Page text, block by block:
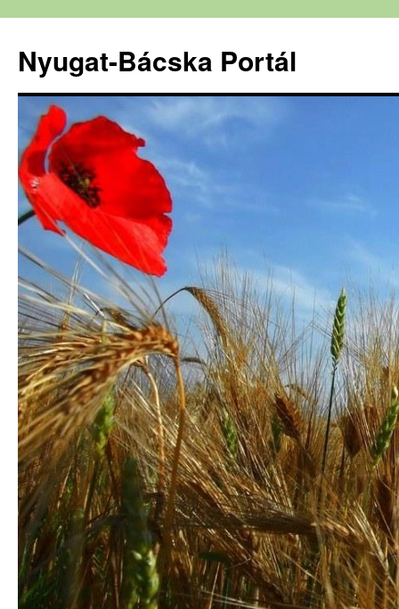
Nyugat-Bácska Portál